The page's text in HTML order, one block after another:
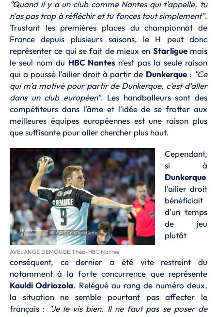
"Quand il y a un club comme Nantes qui t'appelle, tu
n'as pas trop à réfléchir et tu fonces tout simplement".
Trustant les premières places du championnat de
France depuis plusieurs saisons, le H peut donc
représenter ce qui se fait de mieux en Starliguemais
le seul nom du HBC Nantes n'est pas la seule raison
qui a poussé l'ailier droit à partir de Dunkerque: "Ce
qui m'a motivé pour partir de Dunkerque, c'est d'aller
dans un club européen". Les handballeurs sont des
compétiteurs dans l'âme et l'idée de se frotter aux
meilleures équipes européennes est une raison plus
que suffisante pour aller chercher plus haut.
AVELANGE DEMOUGE Théo-HBC Nantes
Cependant,
si à
Dunkerque
l'ailier droit
bénéficiait
d'un temps
de jeu
plutôt
conséquent, ce dernier a été vite restreint du
notamment à la forte concurrence que représente
Kauldi Odriozola. Relégué au rang de numéro deux,
la situation ne semble pourtant pas affecter le
français : "Je le vis bien. Il ne faut pas se poser de